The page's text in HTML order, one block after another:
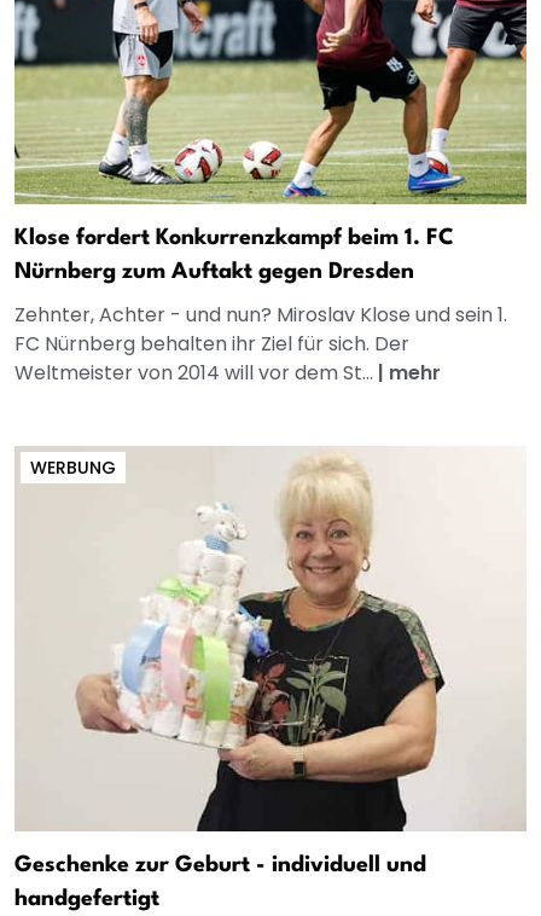
Klose fordert Konkurrenzkampf beim 1. FC
Nürnberg zum Auftakt gegen Dresden
Zehnter, Achter - und nun? Miroslav Klose und sein 1.
FC Nürnberg behalten ihr Ziel für sich. Der
Weltmeister von 2014 will vor dem St... | mehr
WERBUNG
Geschenke zur Geburt - individuell und
handgefertigt